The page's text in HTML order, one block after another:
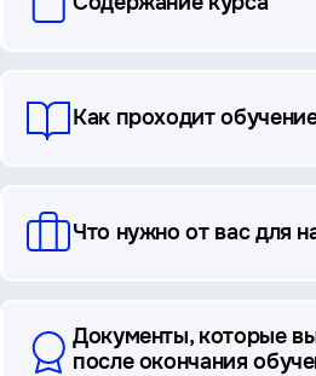
Как проходит
Что нужно от вас для
Документы, которые
после окончания